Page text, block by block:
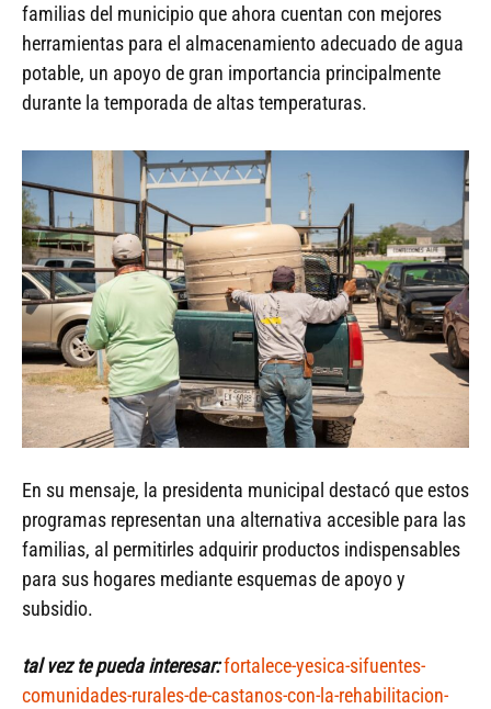
familias del municipio que ahora cuentan con mejores
herramientas para el almacenamiento adecuado de agua
potable, un apoyo de gran importancia principalmente
durante la temporada de altas temperaturas.
En su mensaje, la presidenta municipal destacó que estos
programas representan una alternativa accesible para las
familias, al permitirles adquirir productos indispensables
para sus hogares mediante esquemas de apoyo y
subsidio.
tal vez te pueda interesar:fortalece-yesica-sifuentes-
comunidades-rurales-de-castanos-con-la-rehabilitacion-